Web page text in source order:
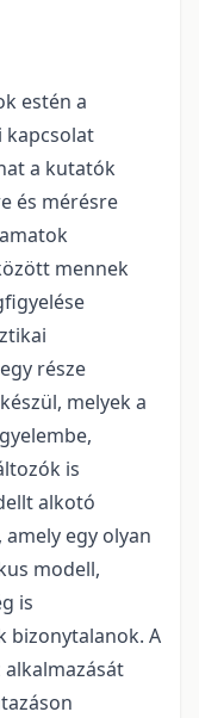
estén a
kapcsolat
a kutatók
és mérésre
mennek
része
melyek a
is
alkotó
egy olyan
modell,
is
bizonytalanok. A